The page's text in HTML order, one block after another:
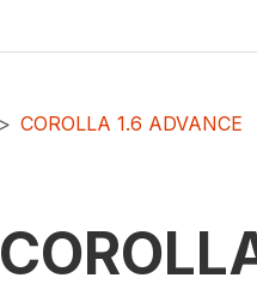
COROLLA 1.6 ADVANCE